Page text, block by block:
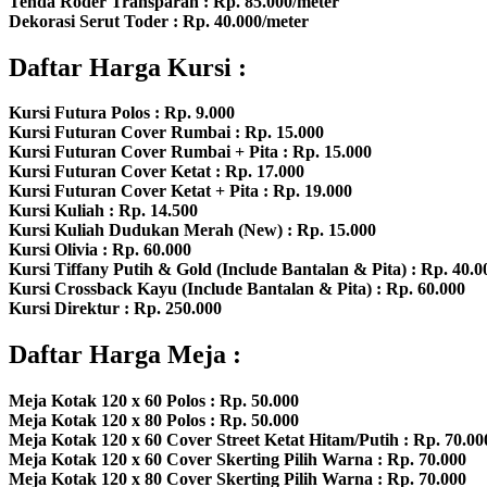
Dekorasi Serut Toder : Rp. 40.000/meter
Daftar Harga Kursi :
Kursi Futura Polos : Rp. 9.000
Kursi Futuran Cover Rumbai : Rp. 15.000
Kursi Futuran Cover Rumbai + Pita : Rp. 15.000
Kursi Futuran Cover Ketat : Rp. 17.000
Kursi Futuran Cover Ketat + Pita : Rp. 19.000
Kursi Kuliah : Rp. 14.500
Kursi Kuliah Dudukan Merah (New) : Rp. 15.000
Kursi Olivia : Rp. 60.000
Kursi Tiffany Putih & Gold (Include Bantalan & Pita) : Rp.
Kursi Crossback Kayu (Include Bantalan & Pita) : Rp. 60.000
Kursi Direktur : Rp. 250.000
Daftar Harga Meja :
Meja Kotak 120 x 60 Polos : Rp. 50.000
Meja Kotak 120 x 80 Polos : Rp. 50.000
Meja Kotak 120 x 60 Cover Street Ketat Hitam/Putih : Rp.
Meja Kotak 120 x 60 Cover Skerting Pilih Warna : Rp. 70.000
Meja Kotak 120 x 80 Cover Skerting Pilih Warna : Rp. 70.000